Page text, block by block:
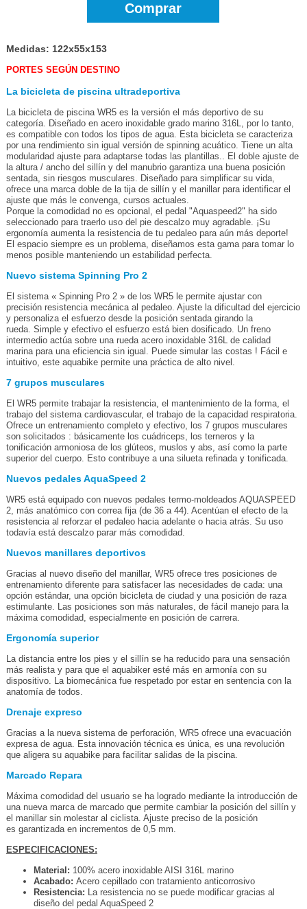
Comprar
Medidas: 122x55x153
PORTES SEGÚN DESTINO
La bicicleta de piscina ultradeportiva
La bicicleta de piscina WR5 es la versión el más deportivo de su
categoría. Diseñado en acero inoxidable grado marino 316L, por lo tanto,
es compatible con todos los tipos de agua. Esta bicicleta se caracteriza
por una rendimiento sin igual versión de spinning acuático. Tiene un alta
modularidad ajuste para adaptarse todas las plantillas.. El doble ajuste de
la altura / ancho del sillín y del manubrio garantiza una buena posición
sentada, sin riesgos musculares. Diseñado para simplificar su vida,
ofrece una marca doble de la tija de sillín y el manillar para identificar el
ajuste que más le convenga, cursos actuales.
Porque la comodidad no es opcional, el pedal "Aquaspeed2" ha sido
seleccionado para traerlo uso del pie descalzo muy agradable. ¡Su
ergonomía aumenta la resistencia de tu pedaleo para aún más deporte!
El espacio siempre es un problema, diseñamos esta gama para tomar lo
menos posible manteniendo un estabilidad perfecta.
Nuevo sistema Spinning Pro 2
El sistema « Spinning Pro 2 » de los WR5 le permite ajustar con
precisión resistencia mecánica al pedaleo. Ajuste la dificultad del ejercicio
y personaliza el esfuerzo desde la posición sentada girando la
rueda. Simple y efectivo el esfuerzo está bien dosificado. Un freno
intermedio actúa sobre una rueda acero inoxidable 316L de calidad
marina para una eficiencia sin igual. Puede simular las costas ! Fácil e
intuitivo, este aquabike permite una práctica de alto nivel.
7 grupos musculares
El WR5 permite trabajar la resistencia, el mantenimiento de la forma, el
trabajo del sistema cardiovascular, el trabajo de la capacidad respiratoria.
Ofrece un entrenamiento completo y efectivo, los 7 grupos musculares
son solicitados : básicamente los cuádriceps, los terneros y la
tonificación armoniosa de los glúteos, muslos y abs, así como la parte
superior del cuerpo. Esto contribuye a una silueta refinada y tonificada.
Nuevos pedales AquaSpeed 2
WR5 está equipado con nuevos pedales termo-moldeados AQUASPEED
2, más anatómico con correa fija (de 36 a 44). Acentúan el efecto de la
resistencia al reforzar el pedaleo hacia adelante o hacia atrás. Su uso
todavía está descalzo parar más comodidad.
Nuevos manillares deportivos
Gracias al nuevo diseño del manillar, WR5 ofrece tres posiciones de
entrenamiento diferente para satisfacer las necesidades de cada: una
opción estándar, una opción bicicleta de ciudad y una posición de raza
estimulante. Las posiciones son más naturales, de fácil manejo para la
máxima comodidad, especialmente en posición de carrera.
Ergonomía superior
La distancia entre los pies y el sillín se ha reducido para una sensación
más realista y para que el aquabiker esté más en armonía con su
dispositivo. La biomecánica fue respetado por estar en sentencia con la
anatomía de todos.
Drenaje expreso
Gracias a la nueva sistema de perforación, WR5 ofrece una evacuación
expresa de agua. Esta innovación técnica es única, es una revolución
que aligera su aquabike para facilitar salidas de la piscina.
Marcado Repara
Máxima comodidad del usuario se ha logrado mediante la introducción de
una nueva marca de marcado que permite cambiar la posición del sillín y
el manillar sin molestar al ciclista. Ajuste preciso de la posición
es garantizada en incrementos de 0,5 mm.
ESPECIFICACIONES:
Material: 100% acero inoxidable AISI 316L marino
Acabado: Acero cepillado con tratamiento anticorrosivo
Resistencia: La resistencia no se puede modificar gracias al
diseño del pedal AquaSpeed 2